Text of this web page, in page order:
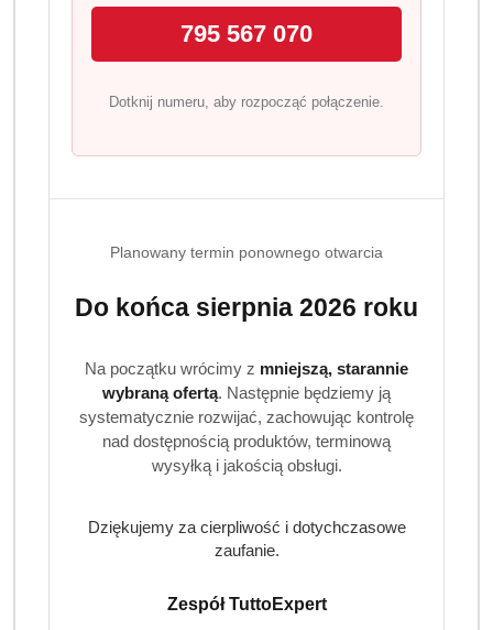
795 567 070
Dotknij numeru, aby rozpocząć połączenie.
Planowany termin ponownego otwarcia
Do końca sierpnia 2026 roku
Na początku wrócimy z mniejszą, starannie
wybraną ofertą. Następnie będziemy ją
systematycznie rozwijać, zachowując kontrolę
nad dostępnością produktów, terminową
wysyłką i jakością obsługi.
Dziękujemy za cierpliwość i dotychczasowe
zaufanie.
Zespół TuttoExpert